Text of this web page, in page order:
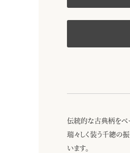
伝統的な古典柄をベ
瑞々しく装う千總の
います。